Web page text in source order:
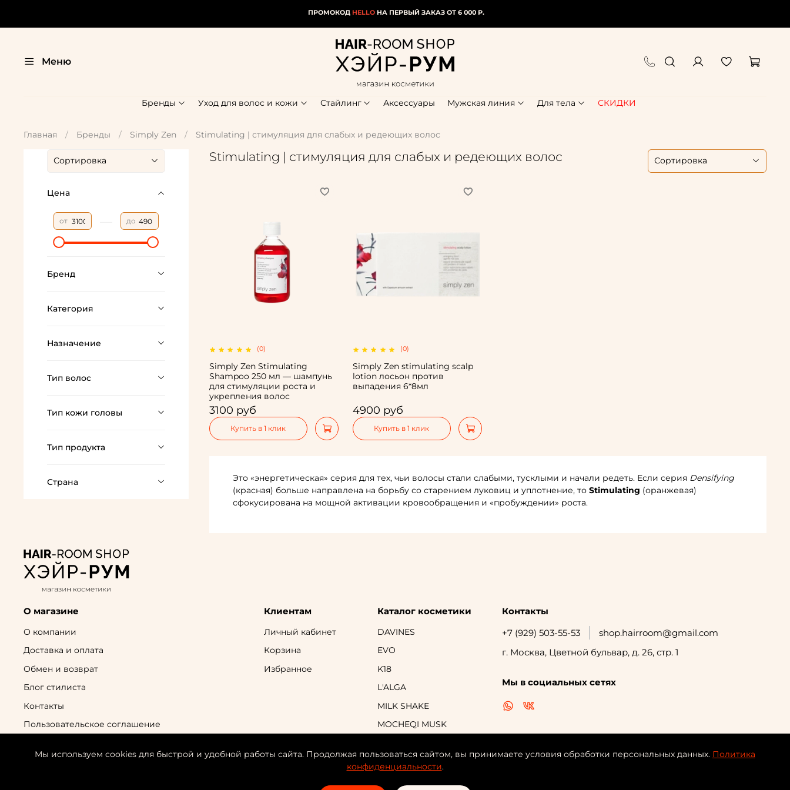
ПРОМОКОД HELLOНА ПЕРВЫЙ ЗАКАЗ ОТ 6 000 Р.
Меню
Бренды Уход для волос и кожи Стайлинг Аксессуары Мужская линия Для тела СКИДКИ
Главная Бренды Simply Zen Stimulating | стимуляция для слабых и редеющих волос
Stimulating | стимуляция для слабых и редеющих волос
(0)
Simply Zen Stimulating
Shampoo 250 мл — шампунь
для стимуляции роста и
укрепления волос
3100 руб
Купить в 1 клик
(0)
Simply Zen stimulating scalp
lotion лосьон против
выпадения 6*8мл
4900 руб
Купить в 1 клик
Это «энергетическая» серия для тех, чьи волосы стали слабыми, тусклыми и начали редеть. Если серия Densifying
(красная) больше направлена на борьбу со старением луковиц и уплотнение, то Stimulating (оранжевая)
сфокусирована на мощной активации кровообращения и «пробуждении» роста.
Цена
от до
Бренд
Категория
Назначение
Тип волос
Тип кожи головы
Тип продукта
Страна
О магазине
О компании
Доставка и оплата
Обмен и возврат
Блог стилиста
Контакты
Пользовательское соглашение
Согласие на обработку персональных данных
Клиентам
Личный кабинет
Корзина
Избранное
Каталог косметики
DAVINES
EVO
K18
L'ALGA
MILK SHAKE
MOCHEQI MUSK
Контакты
+7 (929) 503-55-53
shop.hairroom@gmail.com
г. Москва, Цветной бульвар, д. 26, стр. 1
Мы в социальных сетях
Мы используем cookies для быстрой и удобной работы сайта. Продолжая пользоваться сайтом, вы принимаете условия обработки персональных данных. Политика
конфиденциальности.